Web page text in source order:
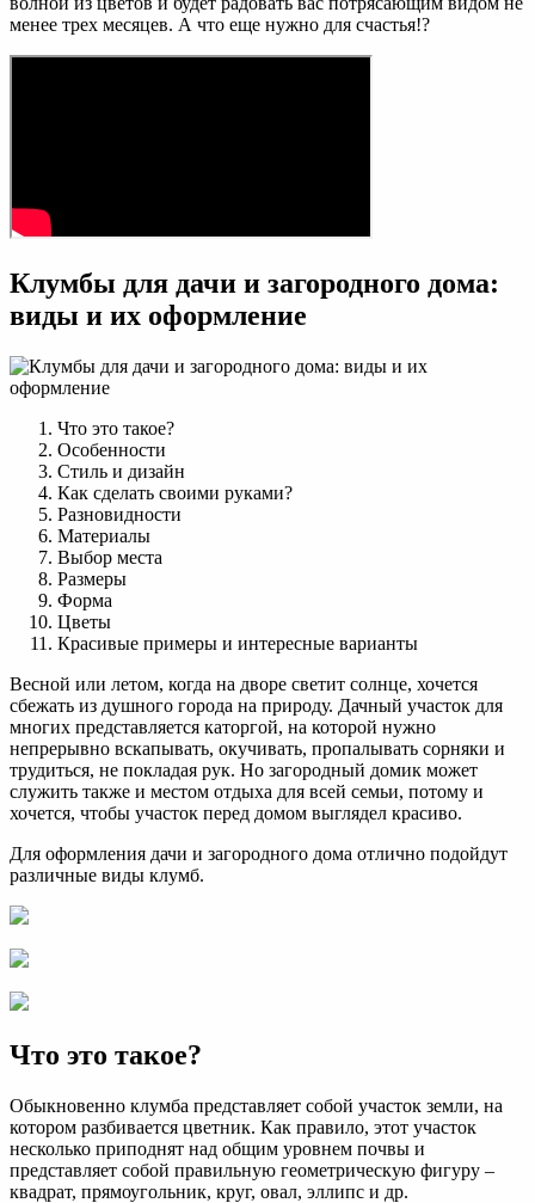
менее трех месяцев. А что еще нужно для счастья!?
Клумбы для дачи и загородного дома:
виды и их оформление
Что это такое?
Особенности
Стиль и дизайн
Как сделать своими руками?
Разновидности
Материалы
Выбор места
Размеры
Форма
Цветы
Красивые примеры и интересные варианты
Весной или летом, когда на дворе светит солнце, хочется
сбежать из душного города на природу. Дачный участок для
многих представляется каторгой, на которой нужно
непрерывно вскапывать, окучивать, пропалывать сорняки и
трудиться, не покладая рук. Но загородный домик может
служить также и местом отдыха для всей семьи, потому и
хочется, чтобы участок перед домом выглядел красиво.
Для оформления дачи и загородного дома отлично подойдут
различные виды клумб.
Что это такое?
Обыкновенно клумба представляет собой участок земли, на
котором разбивается цветник. Как правило, этот участок
несколько приподнят над общим уровнем почвы и
представляет собой правильную геометрическую фигуру –
квадрат, прямоугольник, круг, овал, эллипс и др.